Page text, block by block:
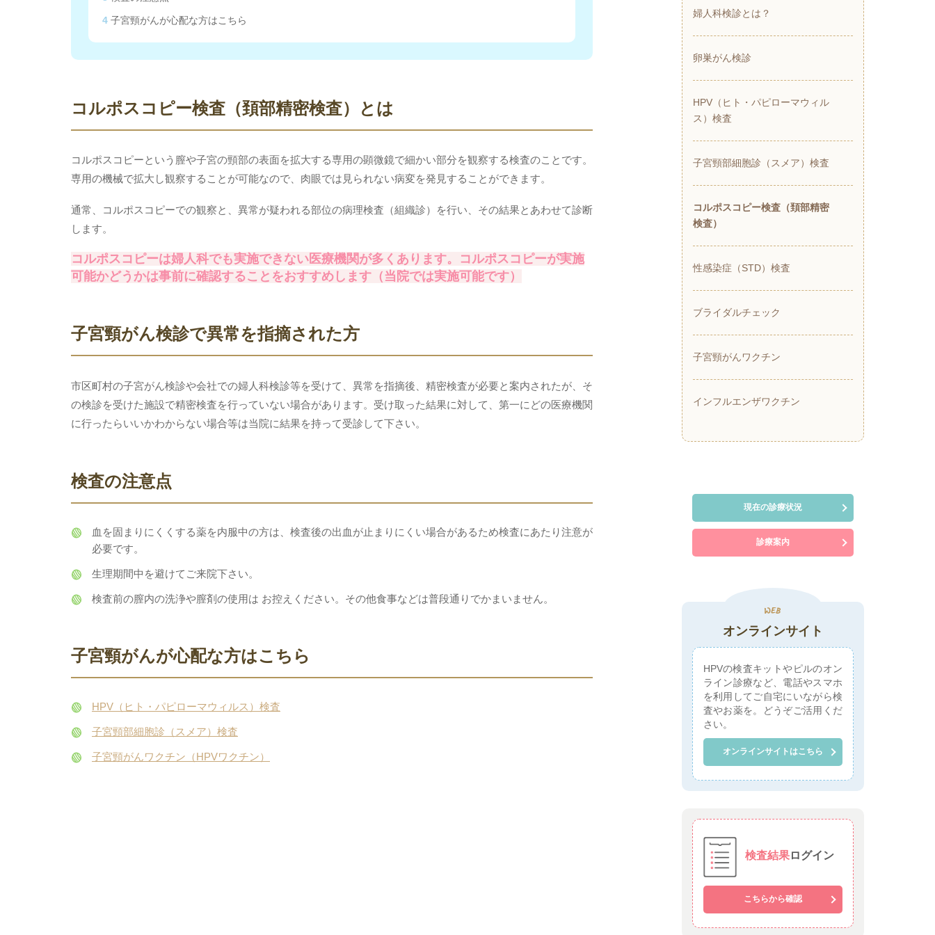
4 子宮頸がんが心配な方はこちら
コルポスコピー検査（頚部精密検査）とは
コルポスコピーという膣や子宮の頸部の表面を拡大する専用の顕微鏡で細かい部分を観察する検査のことです。
専用の機械で拡大し観察することが可能なので、肉眼では見られない病変を発見することができます。
通常、コルポスコピーでの観察と、異常が疑われる部位の病理検査（組織診）を行い、その結果とあわせて診断
します。
コルポスコピーは婦人科でも実施できない医療機関が多くあります。コルポスコピーが実施
可能かどうかは事前に確認することをおすすめします（当院では実施可能です）
子宮頸がん検診で異常を指摘された方
市区町村の子宮がん検診や会社での婦人科検診等を受けて、異常を指摘後、精密検査が必要と案内されたが、そ
の検診を受けた施設で精密検査を行っていない場合があります。受け取った結果に対して、第一にどの医療機関
に行ったらいいかわからない場合等は当院に結果を持って受診して下さい。
検査の注意点
血を固まりにくくする薬を内服中の方は、検査後の出血が止まりにくい場合があるため検査にあたり注意が
必要です。
生理期間中を避けてご来院下さい。
検査前の膣内の洗浄や膣剤の使用は お控えください。その他食事などは普段通りでかまいません。
子宮頸がんが心配な方はこちら
HPV（ヒト・パピローマウィルス）検査
子宮頸部細胞診（スメア）検査
子宮頸がんワクチン（HPVワクチン）
婦人科検診とは？
卵巣がん検診
HPV（ヒト・パピローマウィル
ス）検査
子宮頸部細胞診（スメア）検査
コルポスコピー検査（頚部精密
検査）
性感染症（STD）検査
ブライダルチェック
子宮頸がんワクチン
インフルエンザワクチン
現在の診療状況
診療案内
オンラインサイト
HPVの検査キットやピルのオン
ライン診療など、電話やスマホ
を利用してご自宅にいながら検
査やお薬を。どうぞご活用くだ
さい。
オンラインサイトはこちら
検査結果ログイン
こちらから確認